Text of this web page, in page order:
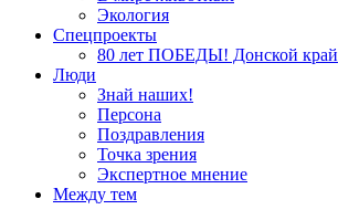
Экология
Спецпроекты
80 лет ПОБЕДЫ! Донской край
Люди
Знай наших!
Персона
Поздравления
Точка зрения
Экспертное мнение
Между тем